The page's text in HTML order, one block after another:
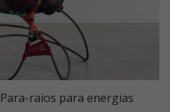
raios para energias